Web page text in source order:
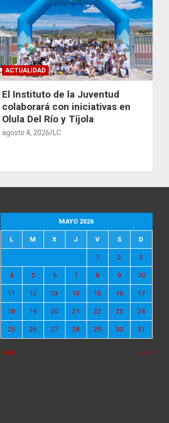
ACTUALIDAD
El Instituto de la Juventud
colaborará con iniciativas en
Olula Del Río y Tíjola
agosto 4, 2026 LC
MAYO 2026
L M X J V S D
1 2 3
4 5 6 7 8 9 10
11 12 13 14 15 16 17
18 19 20 21 22 23 24
25 26 27 28 29 30 31
« Abr Jun »